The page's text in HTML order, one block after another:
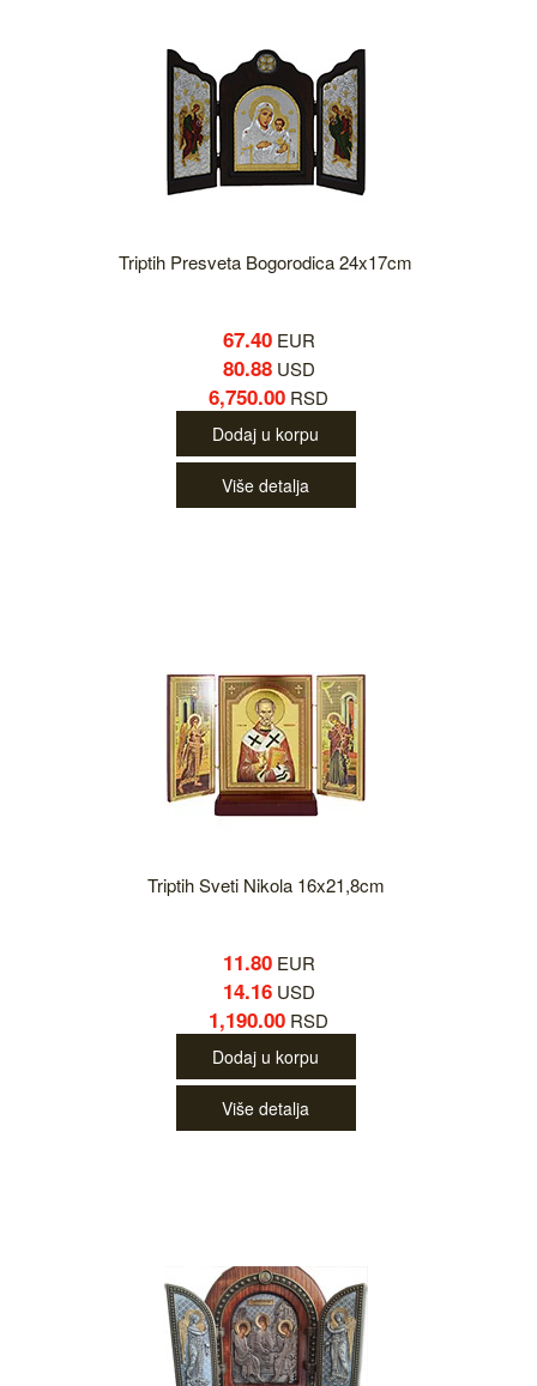
Triptih Presveta Bogorodica 24x17cm
67.40EUR
80.88USD
6,750.00 RSD
Dodaj u korpu
Više detalja
Triptih Sveti Nikola 16x21,8cm
11.80EUR
14.16USD
1,190.00 RSD
Dodaj u korpu
Više detalja